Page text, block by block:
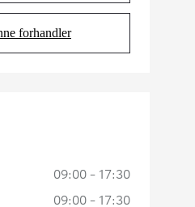
forhandler
in new tab)
09:00 - 17:30
09:00 - 17:30